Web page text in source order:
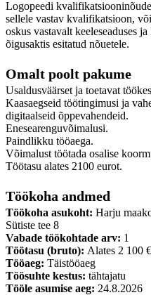
Logopeedi
sellele vastav kvalifikatsioon,
oskus vastavalt keeleseaduses
õigusaktis esitatud nõuetele.
Omalt poolt pakume
Usaldusväärset ja toetavat
Kaasaegseid töötingimusi ja
digitaalseid õppevahendeid.
Enesearenguvõimalusi.
Paindlikku tööaega.
Võimalust töötada osalise
Töötasu alates 2100 eurot.
Töökoha andmed
Töökoha asukoht: Harju
Sütiste tee 8
Vabade töökohtade arv: 1
Töötasu (bruto): Alates 2 100
Tööaeg: Täistööaeg
Töösuhte kestus: tähtajatu
Tööle asumise aeg: 24.8.2026